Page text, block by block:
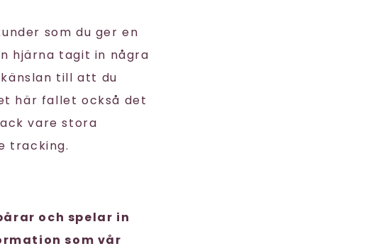
som du ger en
hjärna tagit in några
till att du
här fallet också det
vare stora
tracking.
och spelar in
som vår